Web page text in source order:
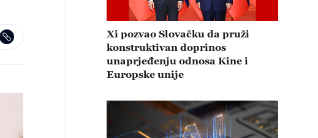
Xi pozvao Slovačku da pruži
konstruktivan doprinos
unaprjeđenju odnosa Kine i
Europske unije